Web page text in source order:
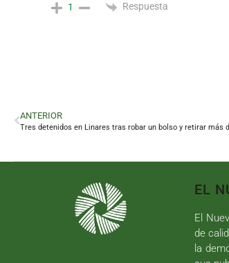
1 Respuesta
ANTERIOR
EL
El
de
la